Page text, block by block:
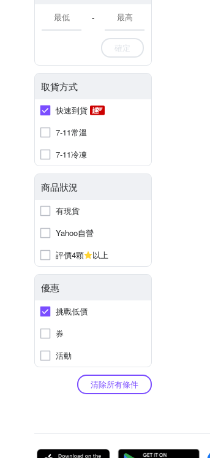
-
確定
取貨方式
快速到貨
7-11常溫
7-11冷凍
商品狀況
有現貨
Yahoo自營
評價4顆
以上
優惠
挑戰低價
券
活動
清除所有條件